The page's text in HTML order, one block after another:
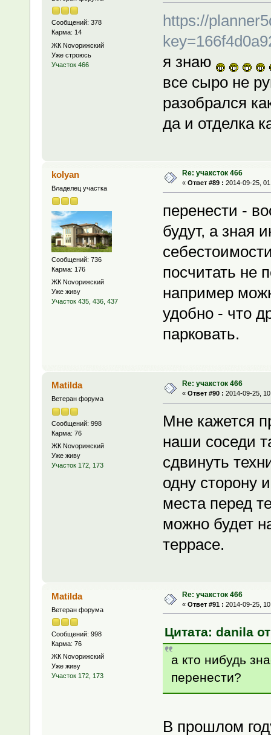
Сообщений: 378
Карма: 14
ЖК Novoрижский
Уже строюсь
Участок 466
https://
я знаю
все сыро не
разобрался
да и отделка
kolyan
Владелец участка
Сообщений: 736
Карма: 176
ЖК Novoрижский
Уже живу
Участок 435, 436, 437
Re: учаксток 466
« Ответ #89 : 2014-09-25,
перенести -
будут, а зная
посчитать не
например
удобно - что
парковать.
Matilda
Ветеран форума
Сообщений: 998
Карма: 76
ЖК Novoрижский
Уже живу
Участок 172, 173
Re: учаксток 466
« Ответ #90 : 2014-09-25,
Мне кажется
наши соседи
сдвинуть
одну сторону
места перед
можно будет
террасе.
Matilda
Ветеран форума
Сообщений: 998
Карма: 76
ЖК Novoрижский
Уже живу
Участок 172, 173
Re: учаксток 466
« Ответ #91 : 2014-09-25,
Цитата: danila
а кто нибудь
перенести?
В прошлом